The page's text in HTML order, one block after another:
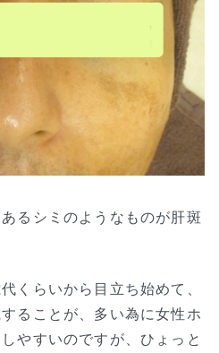
るシミのようなものが肝斑
くらいから目立ち始めて、
ることが、多い為に女性ホ
やすいのですが、ひょっと